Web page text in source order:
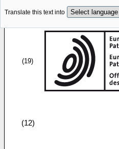
Translate this text into
(19)
(12)